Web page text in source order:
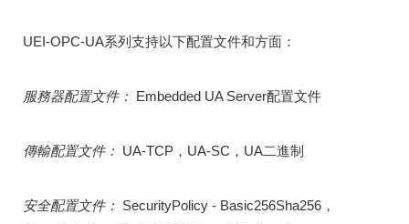
UEI-OPC-UA系列支持以下配置文件和方面：
服務器配置文件： Embedded UA Server配置文件
傳輸配置文件： UA-TCP，UA-SC，UA二進制
安全配置文件： SecurityPolicy - Basic256Sha256，